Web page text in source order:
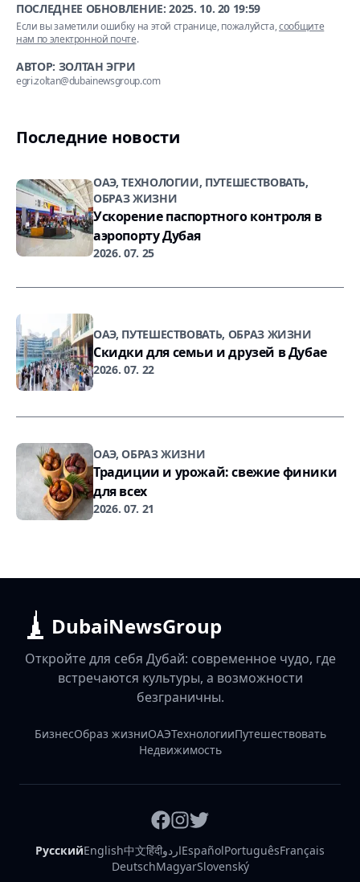
ПОСЛЕДНЕЕ ОБНОВЛЕНИЕ:2025. 10. 20 19:59
Если вы заметили ошибку на этой странице, пожалуйста,сообщите
нам по электронной почте.
АВТОР: ЗОЛТАН ЭГРИ
egri.zoltan@dubainewsgroup.com
Последние новости
ОАЭ, ТЕХНОЛОГИИ, ПУТЕШЕСТВОВАТЬ,
ОБРАЗ ЖИЗНИ
Ускорение паспортного контроля в
аэропорту Дубая
2026. 07. 25
ОАЭ, ПУТЕШЕСТВОВАТЬ, ОБРАЗ ЖИЗНИ
Скидки для семьи и друзей в Дубае
2026. 07. 22
ОАЭ, ОБРАЗ ЖИЗНИ
Традиции и урожай: свежие финики
для всех
2026. 07. 21
DubaiNewsGroup
Откройте для себя Дубай: современное чудо, где
встречаются культуры, а возможности
безграничны.
БизнесОбраз жизниОАЭТехнологииПутешествовать
Недвижимость
РусскийEnglish中文हिंदीاردوEspañolPortuguêsFrançais
DeutschMagyarSlovenský